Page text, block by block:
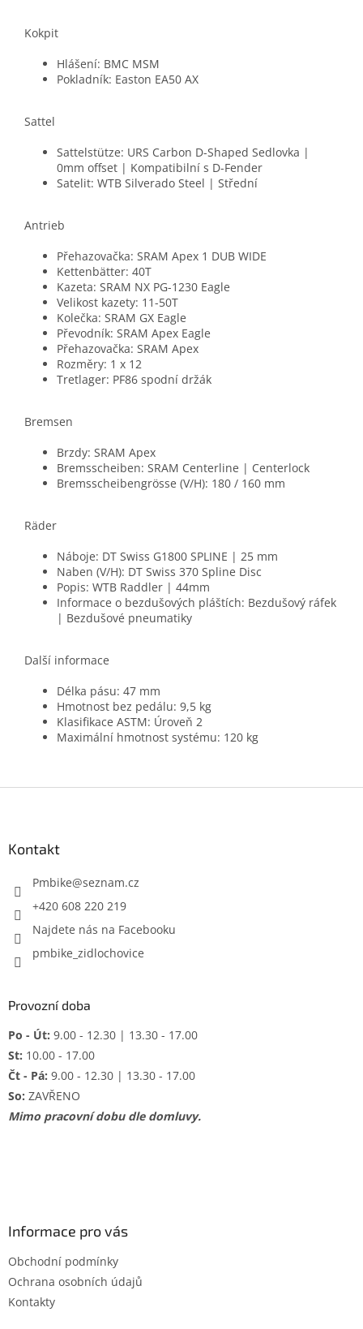
Kokpit
Hlášení: BMC MSM
Pokladník: Easton EA50 AX
Sattel
Sattelstütze: URS Carbon D-Shaped Sedlovka |
0mm offset | Kompatibilní s D-Fender
Satelit: WTB Silverado Steel | Střední
Antrieb
Přehazovačka: SRAM Apex 1 DUB WIDE
Kettenbätter: 40T
Kazeta: SRAM NX PG-1230 Eagle
Velikost kazety: 11-50T
Kolečka: SRAM GX Eagle
Převodník: SRAM Apex Eagle
Přehazovačka: SRAM Apex
Rozměry: 1 x 12
Tretlager: PF86 spodní držák
Bremsen
Brzdy: SRAM Apex
Bremsscheiben: SRAM Centerline | Centerlock
Bremsscheibengrösse (V/H): 180 / 160 mm
Räder
Náboje: DT Swiss G1800 SPLINE | 25 mm
Naben (V/H): DT Swiss 370 Spline Disc
Popis: WTB Raddler | 44mm
Informace o bezdušových pláštích: Bezdušový ráfek
| Bezdušové pneumatiky
Další informace
Délka pásu: 47 mm
Hmotnost bez pedálu: 9,5 kg
Klasifikace ASTM: Úroveň 2
Maximální hmotnost systému: 120 kg
Kontakt
Pmbike@seznam.cz
+420 608 220 219
Najdete nás na Facebooku
pmbike_zidlochovice
Provozní doba
Po - Út: 9.00 - 12.30 | 13.30 - 17.00
St: 10.00 - 17.00
Čt - Pá: 9.00 - 12.30 | 13.30 - 17.00
So: ZAVŘENO
Mimo pracovní dobu dle domluvy.
Informace pro vás
Obchodní podmínky
Ochrana osobních údajů
Kontakty